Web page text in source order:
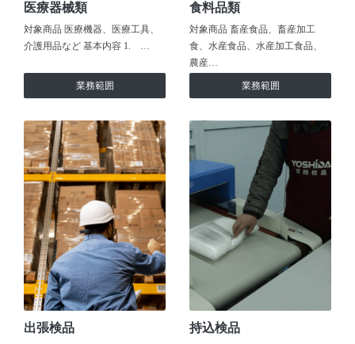
医療器械類
対象商品 医療機器、医療工具、
介護用品など 基本内容 1. …
業務範囲
食料品類
対象商品 畜産食品、畜産加工
食、水産食品、水産加工食品、
農産…
業務範囲
出張検品 持込検品